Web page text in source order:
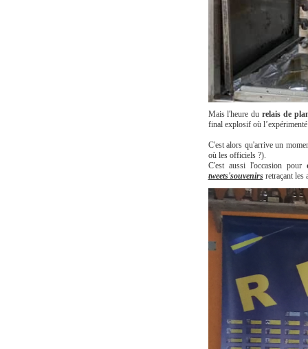
Mais l'heure durelais de
final explosif où
C'est alors qu'arrive un
où les officiels ?).
C'est aussi l'occasion pour
tweets'souvenirsretraçant les